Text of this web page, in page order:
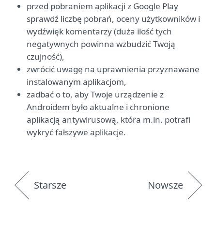
przed pobraniem aplikacji z Google Play
sprawdź liczbę pobrań, oceny użytkowników i
wydźwięk komentarzy (duża ilość tych
negatywnych powinna wzbudzić Twoją
czujność),
zwrócić uwagę na uprawnienia przyznawane
instalowanym aplikacjom,
zadbać o to, aby Twoje urządzenie z
Androidem było aktualne i chronione
aplikacją antywirusową, która m.in. potrafi
wykryć fałszywe aplikacje.
Starsze Nowsze